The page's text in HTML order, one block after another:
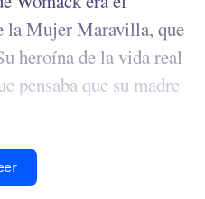
la Mujer Maravilla, que
heroína de la vida real
pensaba que su madre